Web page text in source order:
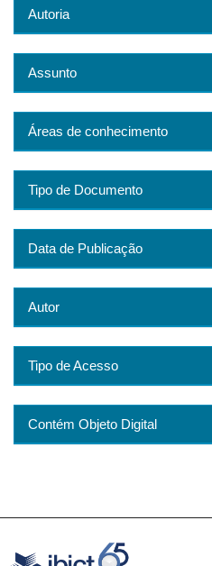
Autoria
Assunto
Áreas de conhecimento
Tipo de Documento
Data de Publicação
Autor
Tipo de Acesso
Contém Objeto Digital